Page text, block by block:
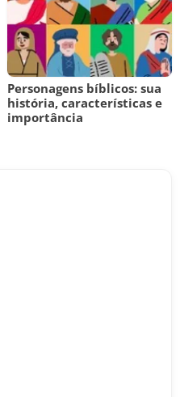
Personagens bíblicos: sua
história, características e
importância